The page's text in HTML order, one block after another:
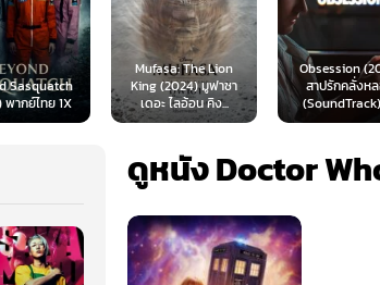
The Lion
มูฟาซา
ไลอ้อน คิง...
Obsession (2026)
สาปรักคลั่งหลอน
(SoundTrack) 1X
Survive (2024)
รอด (พากย์ไ
ดูหนัง Doctor